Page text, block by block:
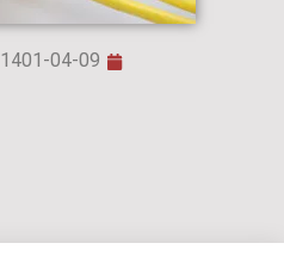
1401-04-09